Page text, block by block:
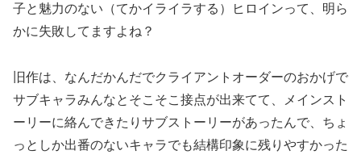
子と魅力のない（てかイライラする）ヒロインって、明ら
かに失敗してますよね？
旧作は、なんだかんだでクライアントオーダーのおかげで
サブキャラみんなとそこそこ接点が出来てて、メインスト
ーリーに絡んできたりサブストーリーがあったんで、ちょ
っとしか出番のないキャラでも結構印象に残りやすかった